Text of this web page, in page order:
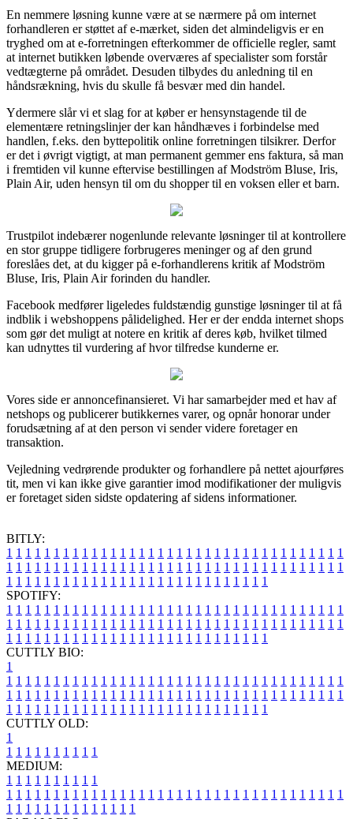
En nemmere løsning kunne være at se nærmere på om internet
forhandleren er støttet af e-mærket, siden det almindeligvis er en
tryghed om at e-forretningen efterkommer de officielle regler, samt
at internet butikken løbende overværes af specialister som forstår
vedtægterne på området. Desuden tilbydes du anledning til en
håndsrækning, hvis du skulle få besvær med din handel.
Ydermere slår vi et slag for at køber er hensynstagende til de
elementære retningslinjer der kan håndhæves i forbindelse med
handlen, f.eks. den byttepolitik online forretningen tilsikrer. Derfor
er det i øvrigt vigtigt, at man permanent gemmer ens faktura, så man
i fremtiden vil kunne eftervise bestillingen af Modström Bluse, Iris,
Plain Air, uden hensyn til om du shopper til en voksen eller et barn.
Trustpilot indebærer nogenlunde relevante løsninger til at kontrollere
en stor gruppe tidligere forbrugeres meninger og af den grund
foreslåes det, at du kigger på e-forhandlerens kritik af Modström
Bluse, Iris, Plain Air forinden du handler.
Facebook medfører ligeledes fuldstændig gunstige løsninger til at få
indblik i webshoppens pålidelighed. Her er der endda internet shops
som gør det muligt at notere en kritik af deres køb, hvilket tilmed
kan udnyttes til vurdering af hvor tilfredse kunderne er.
Vores side er annoncefinansieret. Vi har samarbejder med et hav af
netshops og publicerer butikkernes varer, og opnår honorar under
forudsætning af at den person vi sender videre foretager en
transaktion.
Vejledning vedrørende produkter og forhandlere på nettet ajourføres
tit, men vi kan ikke give garantier imod modifikationer der muligvis
er foretaget siden sidste opdatering af sidens informationer.
BITLY:
1 1 1 1 1 1 1 1 1 1 1 1 1 1 1 1 1 1 1 1 1 1 1 1 1 1 1 1 1 1 1 1 1 1 1 1
1 1 1 1 1 1 1 1 1 1 1 1 1 1 1 1 1 1 1 1 1 1 1 1 1 1 1 1 1 1 1 1 1 1 1 1
1 1 1 1 1 1 1 1 1 1 1 1 1 1 1 1 1 1 1 1 1 1 1 1 1 1 1 1
SPOTIFY:
1 1 1 1 1 1 1 1 1 1 1 1 1 1 1 1 1 1 1 1 1 1 1 1 1 1 1 1 1 1 1 1 1 1 1 1
1 1 1 1 1 1 1 1 1 1 1 1 1 1 1 1 1 1 1 1 1 1 1 1 1 1 1 1 1 1 1 1 1 1 1 1
1 1 1 1 1 1 1 1 1 1 1 1 1 1 1 1 1 1 1 1 1 1 1 1 1 1 1 1
CUTTLY BIO:
1
1 1 1 1 1 1 1 1 1 1 1 1 1 1 1 1 1 1 1 1 1 1 1 1 1 1 1 1 1 1 1 1 1 1 1 1
1 1 1 1 1 1 1 1 1 1 1 1 1 1 1 1 1 1 1 1 1 1 1 1 1 1 1 1 1 1 1 1 1 1 1 1
1 1 1 1 1 1 1 1 1 1 1 1 1 1 1 1 1 1 1 1 1 1 1 1 1 1 1 1
CUTTLY OLD:
1
1 1 1 1 1 1 1 1 1 1
MEDIUM:
1 1 1 1 1 1 1 1 1 1
1 1 1 1 1 1 1 1 1 1 1 1 1 1 1 1 1 1 1 1 1 1 1 1 1 1 1 1 1 1 1 1 1 1 1 1
1 1 1 1 1 1 1 1 1 1 1 1 1 1